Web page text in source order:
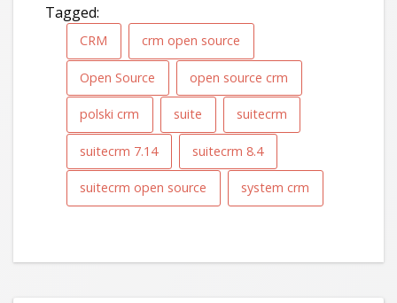
Tagged:
CRM crm open source
Open Source open source crm
polski crm suite suitecrm
suitecrm 7.14 suitecrm 8.4
suitecrm open source system crm